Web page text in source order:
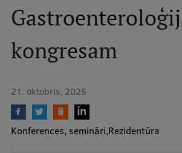
Darba devējiem
Kontakti
Mobile
galvenā
Studiju iespējas
kongresam
21. oktobris, 2025
Konferences, semināri Rezidentūra